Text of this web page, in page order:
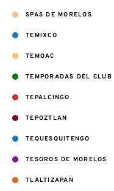
SPAS DE MORELOS
TEMIXCO
TEMOAC
TEMPORADAS DEL CLUB
TEPALCINGO
TEPOZTLAN
TEQUESQUITENGO
TESOROS DE MORELOS
TLALTIZAPAN